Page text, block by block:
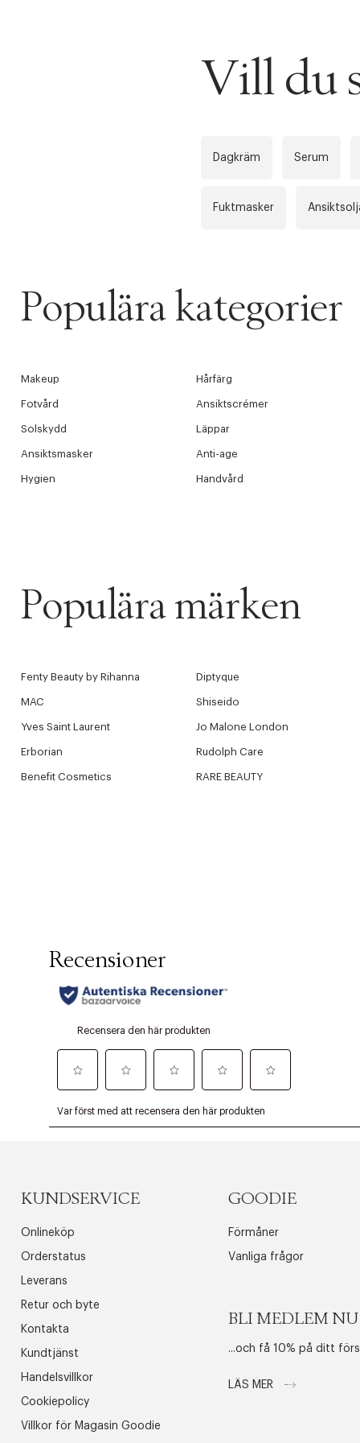
Vill du
Dagkräm Serum
Fuktmasker
Populära kategorier
Makeup Hårfärg
Fotvård Ansiktscrémer
Solskydd Läppar
Ansiktsmasker Anti-age
Hygien Handvård
Populära märken
Fenty Beauty by Rihanna Diptyque
MAC Shiseido
Yves Saint Laurent Jo Malone London
Erborian Rudolph Care
Benefit Cosmetics RARE BEAUTY
Fri frakt
KUNDSERVICE
Onlineköp
Orderstatus
Leverans
Retur och byte
Kontakta
Kundtjänst
Handelsvillkor
Cookiepolicy
Villkor för Magasin Goodie
GOODIE
Förmåner
Vanliga frågor
BLI MEDLEM NU
...och få 10% på ditt
LÄS MER
WE CARE